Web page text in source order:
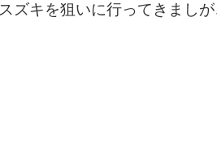
ズキを狙いに行ってきまし